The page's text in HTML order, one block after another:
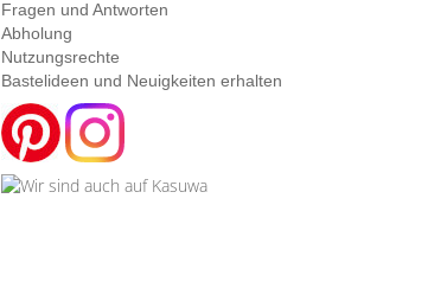
Fragen und Antworten
Abholung
Nutzungsrechte
Bastelideen und Neuigkeiten erhalten